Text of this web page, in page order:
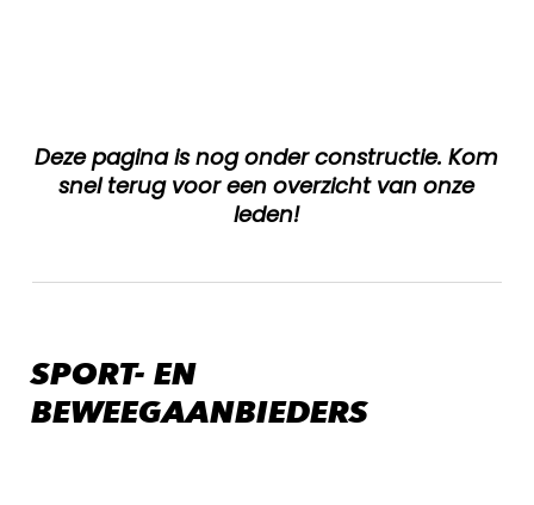
Deze pagina is nog onder constructie. Kom
snel terug voor een overzicht van onze
leden!
SPORT- EN
BEWEEGAANBIEDERS